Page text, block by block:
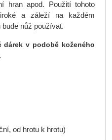
hran apod. Použití tohoto
a záleží na každém
nůž používat.
dárek v podobě koženého
od hrotu k hrotu)